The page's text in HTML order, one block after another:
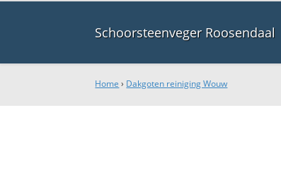
Schoorsteenveger Roosendaal
Home › Dakgoten reiniging Wouw